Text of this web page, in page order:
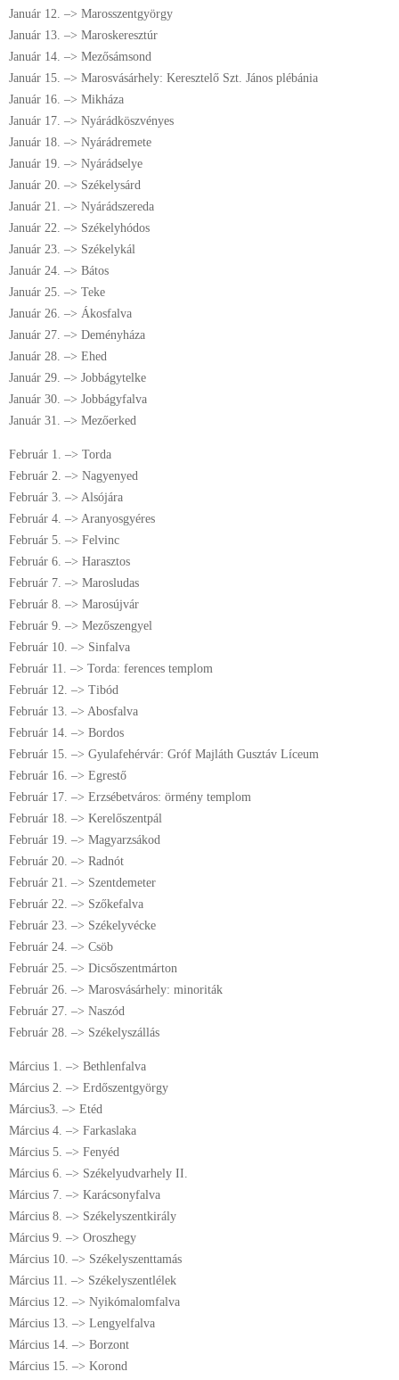
Január 12. –> Marosszentgyörgy
Január 13. –> Maroskeresztúr
Január 14. –> Mezősámsond
Január 15. –> Marosvásárhely: Keresztelő Szt. János plébánia
Január 16. –> Mikháza
Január 17. –> Nyárádköszvényes
Január 18. –> Nyárádremete
Január 19. –> Nyárádselye
Január 20. –> Székelysárd
Január 21. –> Nyárádszereda
Január 22. –> Székelyhódos
Január 23. –> Székelykál
Január 24. –> Bátos
Január 25. –> Teke
Január 26. –> Ákosfalva
Január 27. –> Deményháza
Január 28. –> Ehed
Január 29. –> Jobbágytelke
Január 30. –> Jobbágyfalva
Január 31. –> Mezőerked
Február 1. –> Torda
Február 2. –> Nagyenyed
Február 3. –> Alsójára
Február 4. –> Aranyosgyéres
Február 5. –> Felvinc
Február 6. –> Harasztos
Február 7. –> Marosludas
Február 8. –> Marosújvár
Február 9. –> Mezőszengyel
Február 10. –> Sinfalva
Február 11. –> Torda: ferences templom
Február 12. –> Tibód
Február 13. –> Abosfalva
Február 14. –> Bordos
Február 15. –> Gyulafehérvár: Gróf Majláth Gusztáv Líceum
Február 16. –> Egrestő
Február 17. –> Erzsébetváros: örmény templom
Február 18. –> Kerelőszentpál
Február 19. –> Magyarzsákod
Február 20. –> Radnót
Február 21. –> Szentdemeter
Február 22. –> Szőkefalva
Február 23. –> Székelyvécke
Február 24. –> Csöb
Február 25. –> Dicsőszentmárton
Február 26. –> Marosvásárhely: minoriták
Február 27. –> Naszód
Február 28. –> Székelyszállás
Március 1. –> Bethlenfalva
Március 2. –> Erdőszentgyörgy
Március3. –> Etéd
Március 4. –> Farkaslaka
Március 5. –> Fenyéd
Március 6. –> Székelyudvarhely II.
Március 7. –> Karácsonyfalva
Március 8. –> Székelyszentkirály
Március 9. –> Oroszhegy
Március 10. –> Székelyszenttamás
Március 11. –> Székelyszentlélek
Március 12. –> Nyikómalomfalva
Március 13. –> Lengyelfalva
Március 14. –> Borzont
Március 15. –> Korond